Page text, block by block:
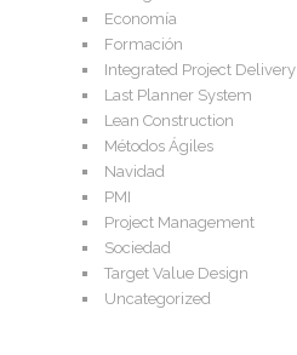
Economía
Formación
Integrated Project Delivery
Last Planner System
Lean Construction
Métodos Ágiles
Navidad
PMI
Project Management
Sociedad
Target Value Design
Uncategorized